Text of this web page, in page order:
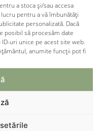
a stoca și/sau accesa
pentru a vă îmbunătăți
personalizată. Dacă
posibil să procesăm date
uri unice pe acest site web.
anumite funcții pot fi